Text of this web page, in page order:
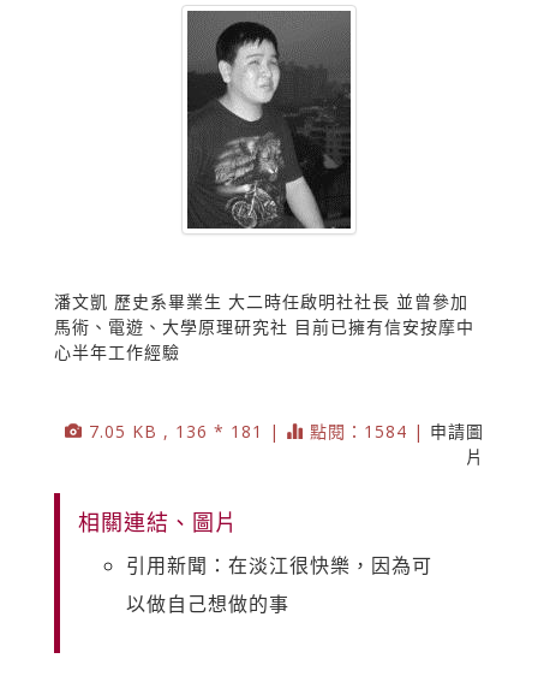
潘文凱 歷史系畢業生 大二時任啟明社社長 並曾參加
馬術、電遊、大學原理研究社 目前已擁有信安按摩中
心半年工作經驗
7.05 KB , 136 * 181 | 點閱：1584 | 申請圖
片
相關連結、圖片
引用新聞：在淡江很快樂，因為可
以做自己想做的事